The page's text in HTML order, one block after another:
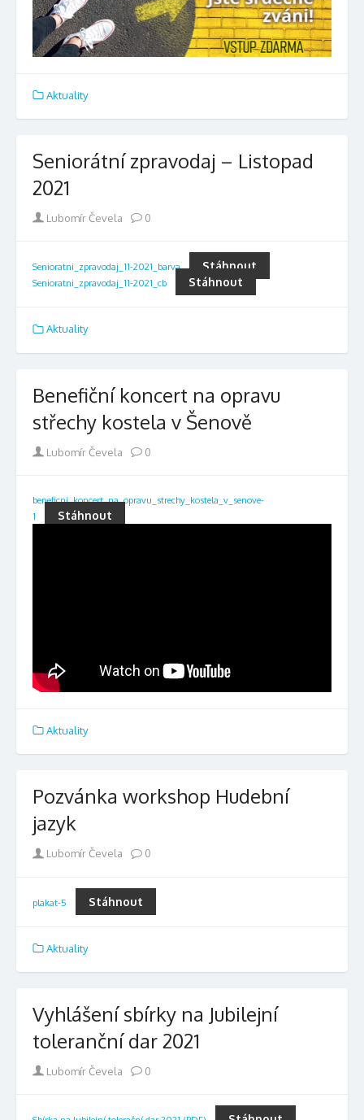
Aktuality
Seniorátní zpravodaj – Listopad
2021
Author
Lubomír Čevela 0
Senioratni_zpravodaj_11-2021_barva Stáhnout
Senioratni_zpravodaj_11-2021_cb Stáhnout
Aktuality
Benefiční koncert na opravu
střechy kostela v Šenově
Author
Lubomír Čevela 0
beneficni_koncert_na_opravu_strechy_kostela_v_senove-
1
Stáhnout
Aktuality
Pozvánka workshop Hudební
jazyk
Author
Lubomír Čevela 0
plakat-5 Stáhnout
Aktuality
Vyhlášení sbírky na Jubilejní
toleranční dar 2021
Author
Lubomír Čevela 0